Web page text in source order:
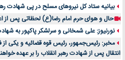
بیانیه ستاد کل نیروهای مسلح در پی شهادت
حال و هوای حرم امام رضا(ع) لحظاتی پس از
نورنیوز: علی شمخانی و سرلشکر پاکپور به
مخبر: رئیس‌جمهور، رئیس قوه ‌قضائیه و یکی
انتقال پس ‌از شهادت رهبر انقلاب را بر عهده